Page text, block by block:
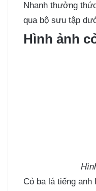
Nhanh thưởng
qua bộ sưu tập
Hình ảnh
Cỏ ba lá tiếng anh